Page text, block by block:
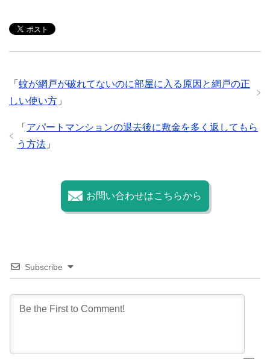
e
b
o
k
er
at r
「 蚊が網戸が破れてないのに部屋に入る原因と網戸の正
しい使い方 」
「 アパートマンションの退去後に敷金を多く返してもら
う方法 」
お問い合わせはこちらから
Subscribe